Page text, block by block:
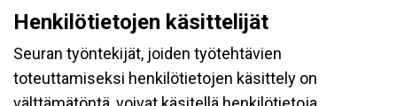
Henkilötietojen käsittelijät
Seuran työntekijät, joiden työtehtävien
toteuttamiseksi henkilötietojen käsittely on